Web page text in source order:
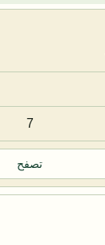
7
تصفح